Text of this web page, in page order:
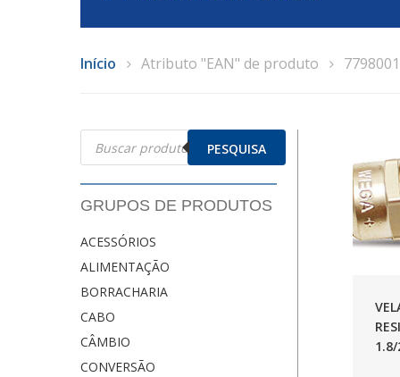
Início Atributo "EAN" de produto
Pesquisar
produtos PESQUISA
GRUPOS DE PRODUTOS
ACESSÓRIOS
ALIMENTAÇÃO
BORRACHARIA
CABO
CÂMBIO
CONVERSÃO
1.8/